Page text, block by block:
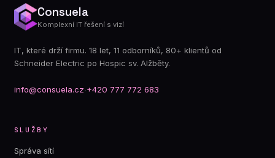
Consuela
Komplexní IT řešení s vizí
IT, které drží firmu. 18 let, 11 odborníků, 80+ klientů od
Schneider Electric po Hospic sv. Alžběty.
info@consuela.cz·+420 777 772 683
SLUŽBY
Správa sítí